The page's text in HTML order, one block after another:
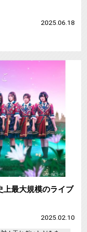
2025.06.18
上最大規模のライブ
2025.02.10